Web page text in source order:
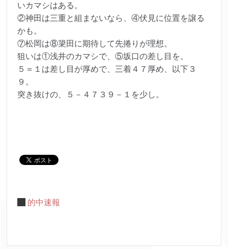
いカマシはある。
②神田は三重と組まないなら、④伏見に位置を譲る
かも。
⑦松岡は⑧簗田に期待して先捲りが理想。
狙いは①浅井のカマシで、⑤坂口の差し目を。
５＝１は差し目が厚めで、三着４７厚め、以下３
９。
突き抜けの、５－４７３９－１を少し。
的中速報